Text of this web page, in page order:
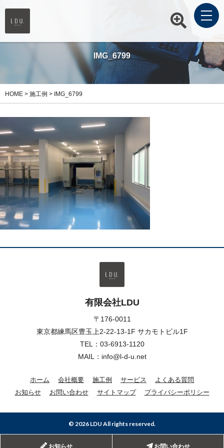
IMG_6799
HOME > 施工例 > IMG_6799
有限会社LDU
〒176-0011
東京都練馬区豊玉上2-22-13-1F サカモトビル1F
TEL： 03-6913-1120
MAIL：info@l-d-u.net
ホーム 会社概要 施工例 サービス
よくある質問
お知らせ
お問い合わせ サイトマップ プライバシーポリシー
© 2026 LDU All rights reserved.
お知らせ お問い合わせ